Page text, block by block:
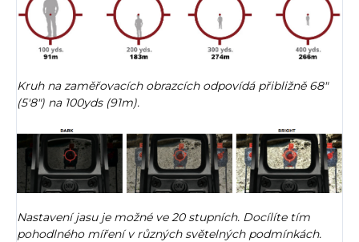
Kruh na zaměřovacích obrazcích odpovídá přibližně 68"
(5'8") na 100yds (91m).
Nastavení jasu je možné ve 20 stupních. Docílíte tím
pohodlného míření v různých světelných podmínkách.